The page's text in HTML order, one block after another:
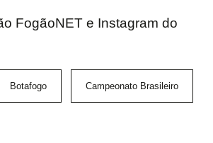
FogãoNET e Instagram do
Botafogo Campeonato Brasileiro